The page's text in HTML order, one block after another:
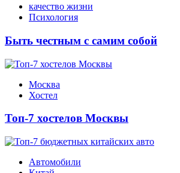
качество жизни
Психология
Быть честным с самим собой
Москва
Хостел
Топ-7 хостелов Москвы
Автомобили